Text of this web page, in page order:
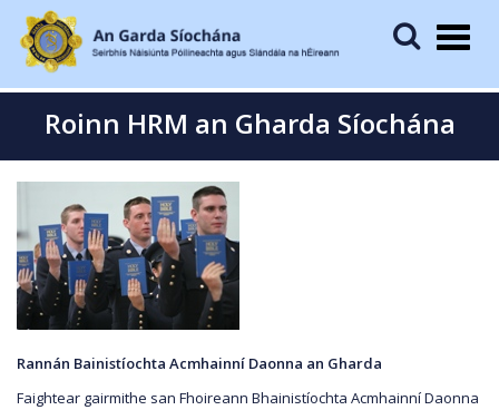
Roinn HRM an Gharda Síochána
Rannán Bainistíochta Acmhainní Daonna an Gharda
Faightear gairmithe san Fhoireann Bhainistíochta Acmhainní Daonna